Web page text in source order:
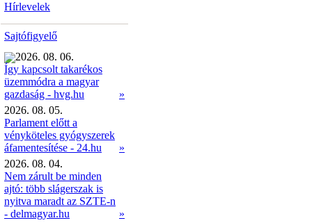
Hírlevelek
Sajtófigyelő
2026. 08. 06.
Így kapcsolt takarékos
üzemmódra a magyar
gazdaság - hvg.hu
»
2026. 08. 05.
Parlament előtt a
vényköteles gyógyszerek
áfamentesítése - 24.hu
»
2026. 08. 04.
Nem zárult be minden
ajtó: több slágerszak is
nyitva maradt az SZTE-n
- delmagyar.hu
»